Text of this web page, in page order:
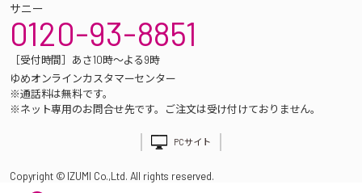
サニー
0120-93-8851
［受付時間］あさ10時～よる9時
ゆめオンラインカスタマーセンター
※通話料は無料です。
※ネット専用のお問合せ先です。ご注文は受け付けておりません。
PCサイト
Copyright © IZUMI Co.,Ltd. All rights reserved.